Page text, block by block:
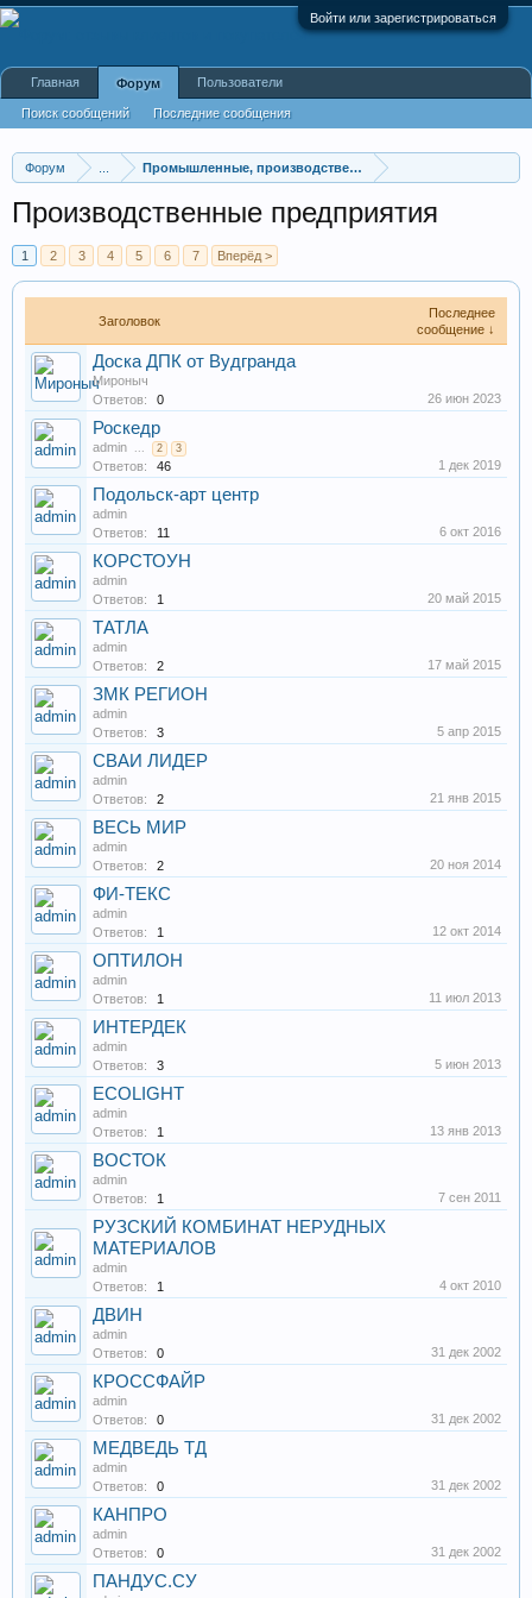
Войти или зарегистрироваться
Форум Промышленные, производственные и перерабатывающие
Производственные предприятия
1 2 3 4 5 6 7 Вперёд >
Заголовок
Последнее
сообщение ↓
Доска ДПК от Вудгранда
Мироныч
Ответов:
0 26 июн 2023
Роскедр
admin ... 2 3
Ответов: 46 1 дек 2019
Подольск-арт центр
admin
Ответов:
11 6 окт 2016
КОРСТОУН
admin
Ответов:
1 20 май 2015
ТАТЛА
admin
Ответов:
2 17 май 2015
ЗМК РЕГИОН
admin
Ответов:
3 5 апр 2015
СВАИ ЛИДЕР
admin
Ответов:
2 21 янв 2015
ВЕСЬ МИР
admin
Ответов:
2 20 ноя 2014
ФИ-ТЕКС
admin
Ответов:
1 12 окт 2014
ОПТИЛОН
admin
Ответов:
1 11 июл 2013
ИНТЕРДЕК
admin
Ответов:
3 5 июн 2013
ECOLIGHT
admin
Ответов:
1 13 янв 2013
ВОСТОК
admin
Ответов:
1 7 сен 2011
РУЗСКИЙ КОМБИНАТ НЕРУДНЫХ
МАТЕРИАЛОВ
admin
Ответов:
1 4 окт 2010
ДВИН
admin
Ответов:
0 31 дек 2002
КРОССФАЙР
admin
Ответов:
0 31 дек 2002
МЕДВЕДЬ ТД
admin
Ответов:
0 31 дек 2002
КАНПРО
admin
Ответов:
0 31 дек 2002
ПАНДУС.СУ
Главная Форум
Поиск сообщений Последние сообщения
Пользователи